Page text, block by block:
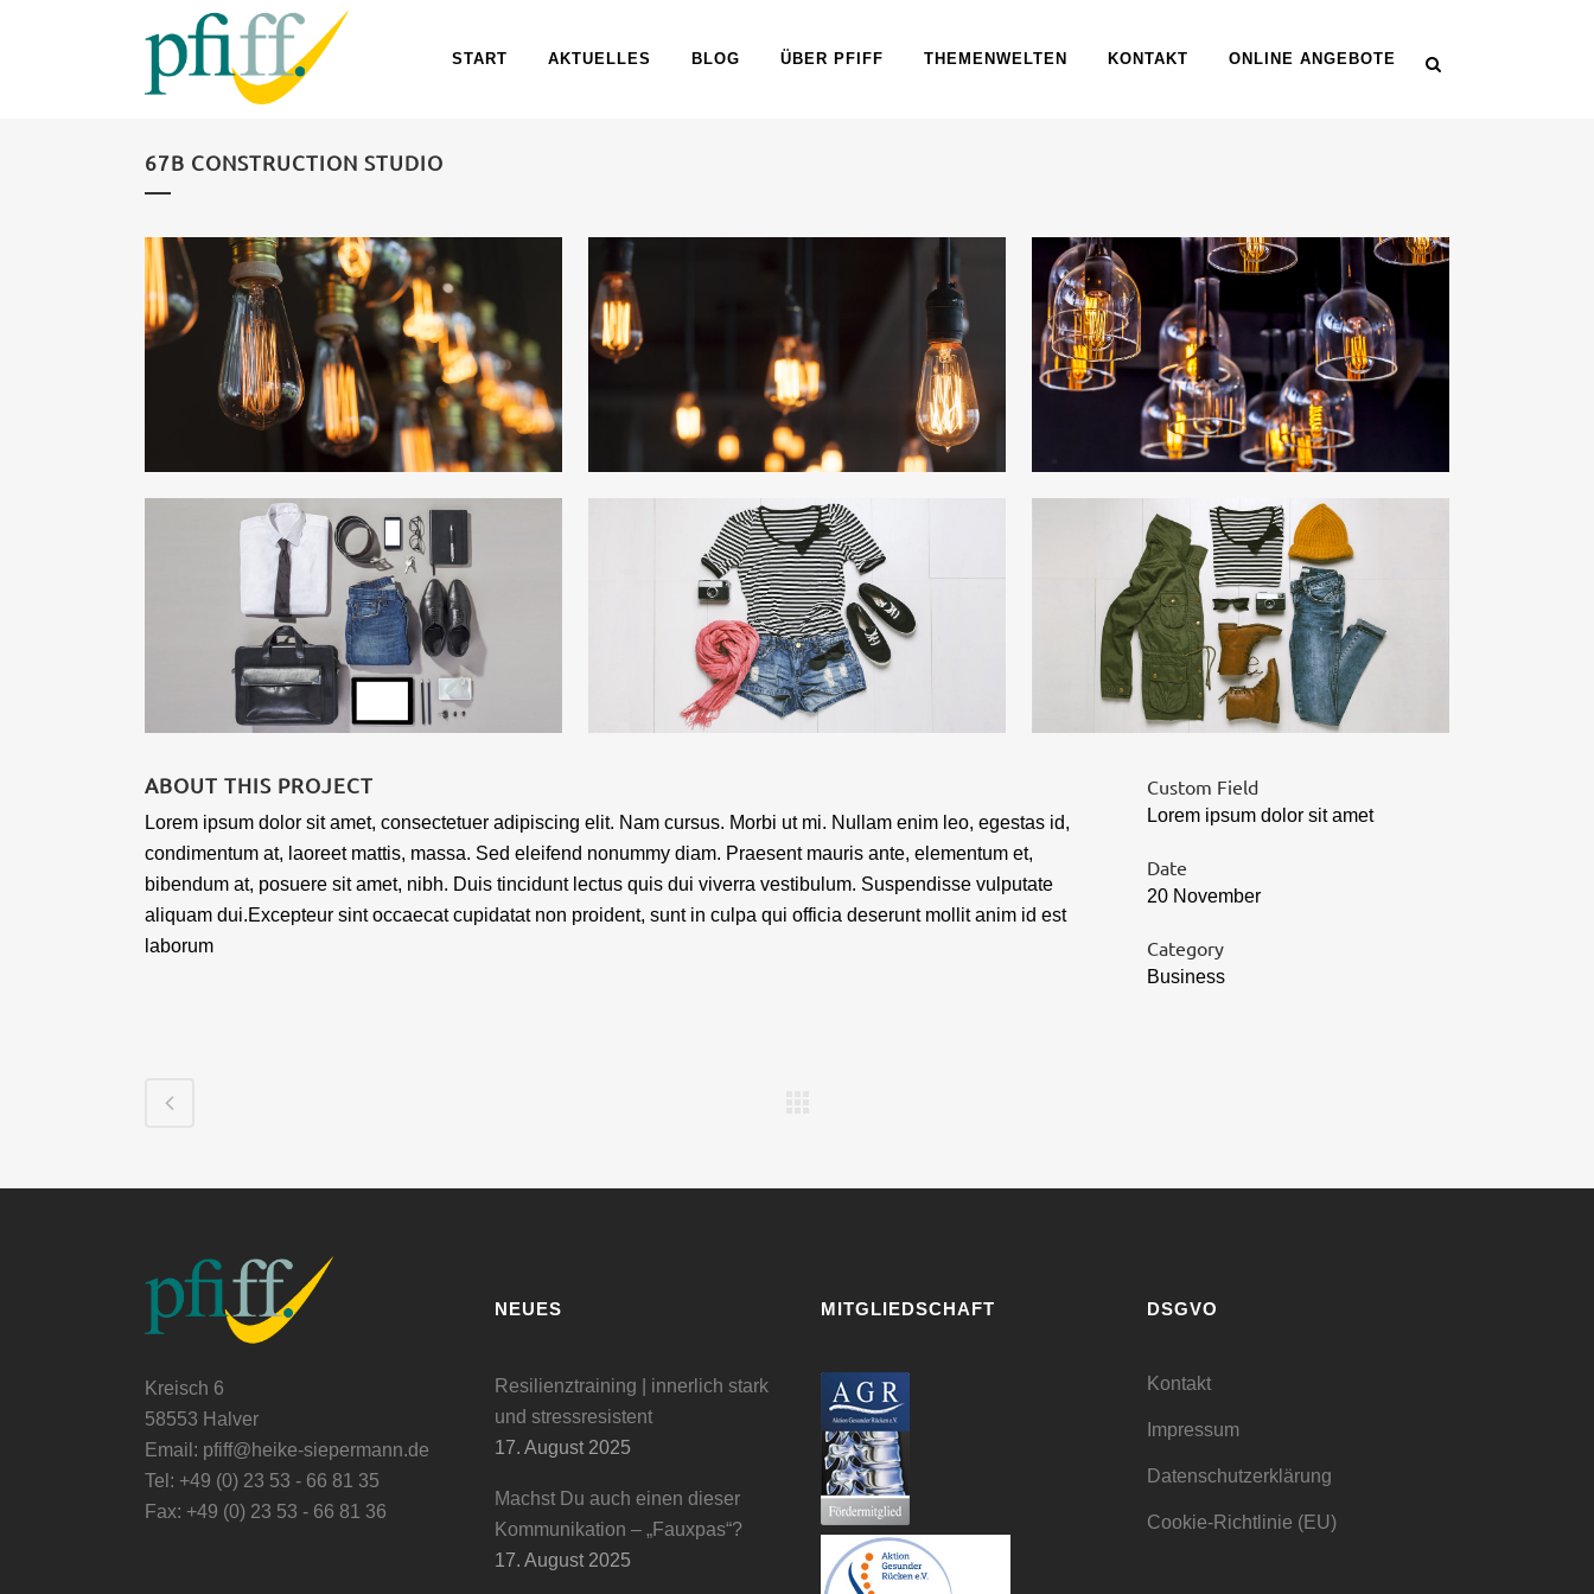
START AKTUELLES BLOG ÜBER PFIFF THEMENWELTEN KONTAKT ONLINE ANGEBOTE
67B CONSTRUCTION STUDIO
ABOUT THIS PROJECT
Lorem ipsum dolor sit amet, consectetuer adipiscing elit. Nam cursus. Morbi ut mi. Nullam enim leo, egestas id,
condimentum at, laoreet mattis, massa. Sed eleifend nonummy diam. Praesent mauris ante, elementum et,
bibendum at, posuere sit amet, nibh. Duis tincidunt lectus quis dui viverra vestibulum. Suspendisse vulputate
aliquam dui.Excepteur sint occaecat cupidatat non proident, sunt in culpa qui officia deserunt mollit anim id est
laborum
Custom Field
Lorem ipsum dolor sit amet
Date
20 November
Category
Business
Kreisch 6
58553 Halver
Email: pfiff@heike-siepermann.de
Tel: +49 (0) 23 53 - 66 81 35
Fax: +49 (0) 23 53 - 66 81 36
NEUES
Resilienztraining | innerlich stark
und stressresistent
17. August 2025
Machst Du auch einen dieser
Kommunikation – „Fauxpas“?
17. August 2025
MITGLIEDSCHAFT DSGVO
Kontakt
Impressum
Datenschutzerklärung
Cookie-Richtlinie (EU)